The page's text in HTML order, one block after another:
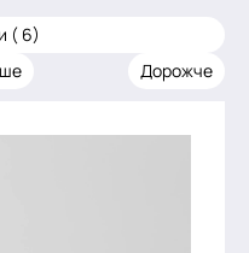
Фільтри ( 6)
Дорожче